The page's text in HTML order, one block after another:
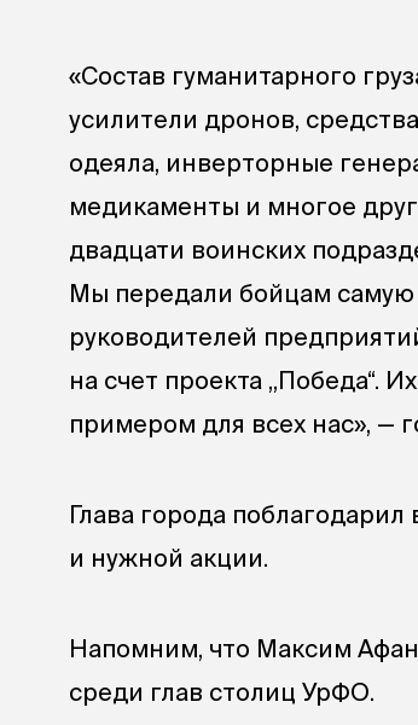
«Состав гуманитарного
усилители дронов,
одеяла, инверторные
медикаменты и многое
двадцати воинских
Мы передали бойцам
руководителей
на счет проекта „Победа“.
примером для всех нас», —
Глава города
и нужной акции.
Напомним, что Максим
среди глав столиц УрФО.